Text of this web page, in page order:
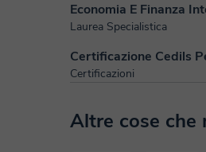
Economia E Finanza
Laurea Specialistica
Certificazione Cedils
Certificazioni
Altre cose che